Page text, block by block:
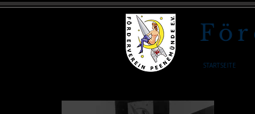
STARTSEITE